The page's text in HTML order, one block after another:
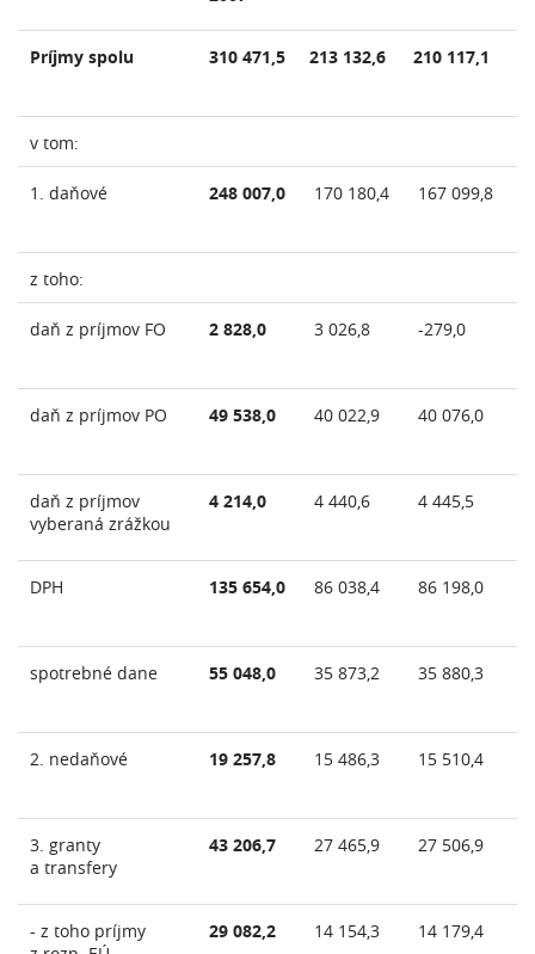
Príjmy spolu 310 471,5 213 132,6 210 117,1
v tom:
1. daňové 248 007,0 170 180,4 167 099,8
z toho:
daň z príjmov FO 2 828,0 3 026,8 -279,0
daň z príjmov PO 49 538,0 40 022,9 40 076,0
daň z príjmov
vyberaná zrážkou
4 214,0 4 440,6 4 445,5
DPH 135 654,0 86 038,4 86 198,0
spotrebné dane 55 048,0 35 873,2 35 880,3
2. nedaňové 19 257,8 15 486,3 15 510,4
3. granty
a transfery
43 206,7 27 465,9 27 506,9
- z toho príjmy
29 082,2 14 154,3 14 179,4